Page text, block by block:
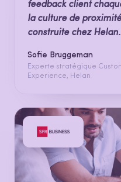
feedback client
la culture de
construite chez Helan.
Sofie Bruggeman
Experte stratégique
Experience, Helan